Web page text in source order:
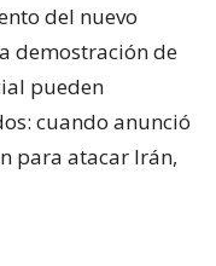
del nuevo
demostración de
pueden
cuando anunció
para atacar Irán,